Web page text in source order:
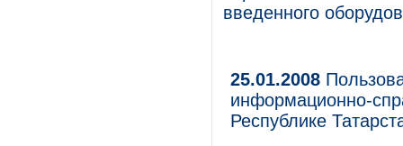
введенного
25.01.2008
информационно-
Республике